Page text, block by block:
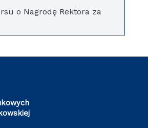
o Nagrodę Rektora za